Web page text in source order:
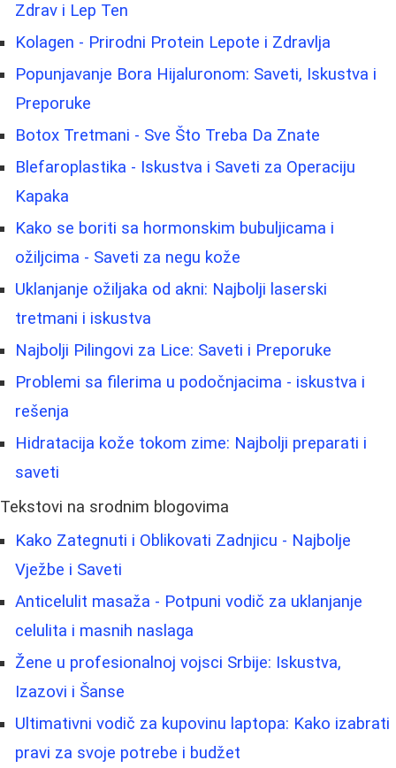
Zdrav i Lep Ten
Kolagen - Prirodni Protein Lepote i Zdravlja
Popunjavanje Bora Hijaluronom: Saveti, Iskustva i
Preporuke
Botox Tretmani - Sve Što Treba Da Znate
Blefaroplastika - Iskustva i Saveti za Operaciju
Kapaka
Kako se boriti sa hormonskim bubuljicama i
ožiljcima - Saveti za negu kože
Uklanjanje ožiljaka od akni: Najbolji laserski
tretmani i iskustva
Najbolji Pilingovi za Lice: Saveti i Preporuke
Problemi sa filerima u podočnjacima - iskustva i
rešenja
Hidratacija kože tokom zime: Najbolji preparati i
saveti
Tekstovi na srodnim blogovima
Kako Zategnuti i Oblikovati Zadnjicu - Najbolje
Vježbe i Saveti
Anticelulit masaža - Potpuni vodič za uklanjanje
celulita i masnih naslaga
Žene u profesionalnoj vojsci Srbije: Iskustva,
Izazovi i Šanse
Ultimativni vodič za kupovinu laptopa: Kako izabrati
pravi za svoje potrebe i budžet